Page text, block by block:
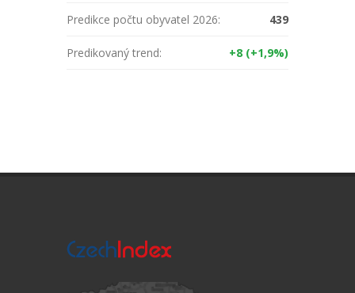
Predikce počtu obyvatel 2026: 439
Predikovaný trend: +8 (+1,9%)